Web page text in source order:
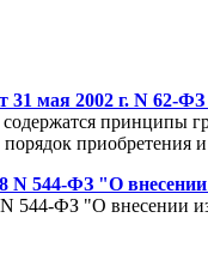
31 мая 2002 г. N 62-
принципы
приобретения
N 544-ФЗ "О
544-ФЗ "О внесении